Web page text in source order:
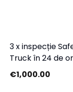
3 x inspecție
Truck în 24 de
€1,000.00